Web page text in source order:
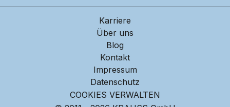
Karriere
Über uns
Blog
Kontakt
Impressum
Datenschutz
COOKIES VERWALTEN